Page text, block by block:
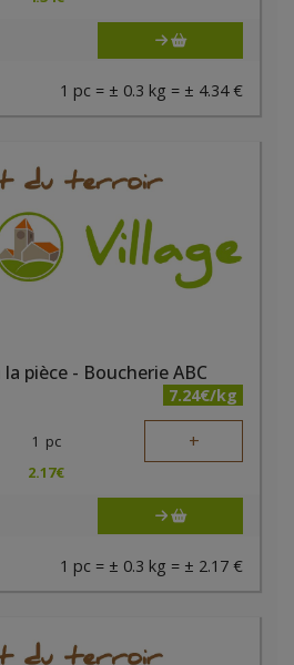
1 pc = ± 0.3 kg = ± 4.34 €
pièce - Boucherie ABC
7.24€/kg
1 pc +
2.17€
1 pc = ± 0.3 kg = ± 2.17 €